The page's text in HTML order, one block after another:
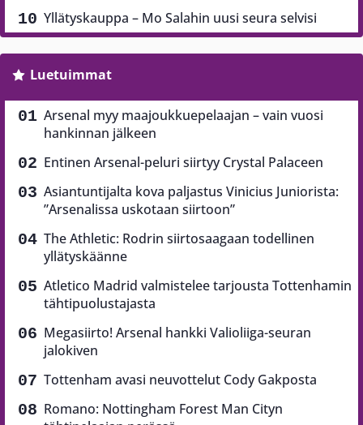
Yllätyskauppa – Mo Salahin uusi seura selvisi
Luetuimmat
Arsenal myy maajoukkuepelaajan – vain vuosi
hankinnan jälkeen
Entinen Arsenal-peluri siirtyy Crystal Palaceen
Asiantuntijalta kova paljastus Vinicius Juniorista:
”Arsenalissa uskotaan siirtoon”
The Athletic: Rodrin siirtosaagaan todellinen
yllätyskäänne
Atletico Madrid valmistelee tarjousta Tottenhamin
tähtipuolustajasta
Megasiirto! Arsenal hankki Valioliiga-seuran
jalokiven
Tottenham avasi neuvottelut Cody Gakposta
Romano: Nottingham Forest Man Cityn